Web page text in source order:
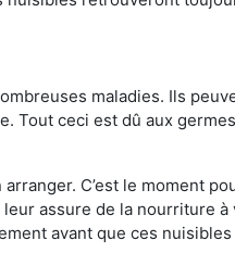
maladies. Ils
Tout ceci est dû aux
C’est le moment
assure de la nourriture
avant que ces